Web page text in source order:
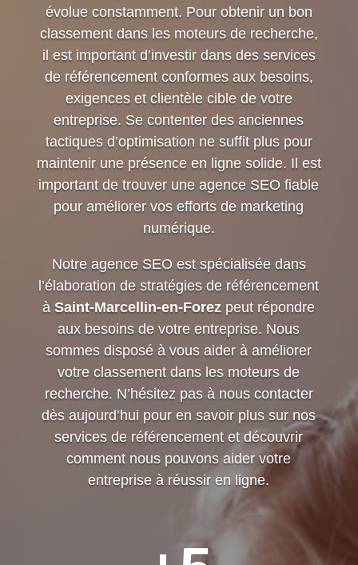
évolue constamment. Pour obtenir un bon
classement dans les moteurs de recherche,
il est important d’investir dans des services
de référencement conformes aux besoins,
exigences et clientèle cible de votre
entreprise. Se contenter des anciennes
tactiques d’optimisation ne suffit plus pour
maintenir une présence en ligne solide. Il est
important de trouver une agence SEO fiable
pour améliorer vos efforts de marketing
numérique.
Notre agence SEO est spécialisée dans
l’élaboration de stratégies de référencement
àSaint-Marcellin-en-Forez peut répondre
aux besoins de votre entreprise. Nous
sommes disposé à vous aider à améliorer
votre classement dans les moteurs de
recherche. N’hésitez pas à nous contacter
dès aujourd’hui pour en savoir plus sur nos
services de référencement et découvrir
comment nous pouvons aider votre
entreprise à réussir en ligne.